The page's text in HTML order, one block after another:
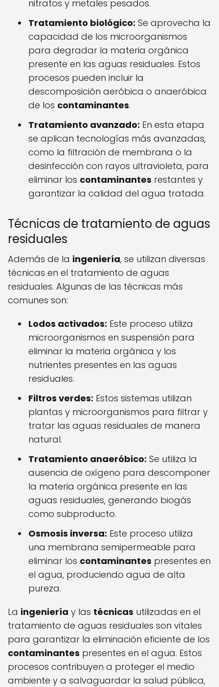
nitratos y metales pesados.
Tratamiento biológico: Se aprovecha la
capacidad de los microorganismos
para degradar la materia orgánica
presente en las aguas residuales. Estos
procesos pueden incluir la
descomposición aeróbica o anaeróbica
de los contaminantes.
Tratamiento avanzado: En esta etapa
se aplican tecnologías más avanzadas,
como la filtración de membrana o la
desinfección con rayos ultravioleta, para
eliminar los contaminantes restantes y
garantizar la calidad del agua tratada.
Técnicas de tratamiento de aguas
residuales
Además de la ingeniería, se utilizan diversas
técnicas en el tratamiento de aguas
residuales. Algunas de las técnicas más
comunes son:
Lodos activados: Este proceso utiliza
microorganismos en suspensión para
eliminar la materia orgánica y los
nutrientes presentes en las aguas
residuales.
Filtros verdes: Estos sistemas utilizan
plantas y microorganismos para filtrar y
tratar las aguas residuales de manera
natural.
Tratamiento anaeróbico: Se utiliza la
ausencia de oxígeno para descomponer
la materia orgánica presente en las
aguas residuales, generando biogás
como subproducto.
Osmosis inversa: Este proceso utiliza
una membrana semipermeable para
eliminar los contaminantes presentes en
el agua, produciendo agua de alta
pureza.
La ingeniería y las técnicas utilizadas en el
tratamiento de aguas residuales son vitales
para garantizar la eliminación eficiente de los
contaminantes presentes en el agua. Estos
procesos contribuyen a proteger el medio
ambiente y a salvaguardar la salud pública,